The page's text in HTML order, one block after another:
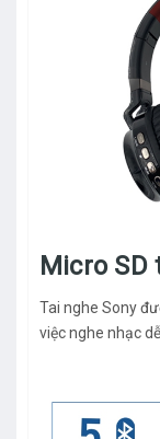
Micro
Tai nghe Sony
việc nghe nhạc